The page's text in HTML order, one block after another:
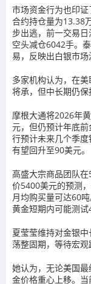
市场资金行为也印
合约持仓量为13.38
步出逃，前一交易日
空头减仓6042手。
易，反映出白银市场
多家机构认为，在
将承，但中长期仍保
摩根大通将2026年
元，但仍预计年底
行预计未来几个季
有望回升至90美元。
高盛大宗商品团队
价5400美元的预测
月均购买量可达60
黄金短期内可能测试
夏莹莹维持对金银
荡整固期，等待宏观
她认为，无论美国最
金价格重心上移。当